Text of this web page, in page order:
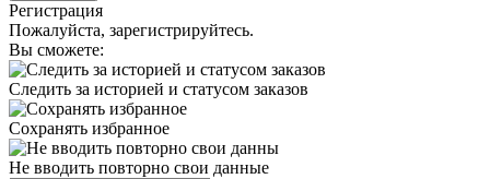
Регистрация
Пожалуйста, зарегистрируйтесь.
Вы сможете:
Следить за историей и статусом заказов
Сохранять избранное
Не вводить повторно свои данные